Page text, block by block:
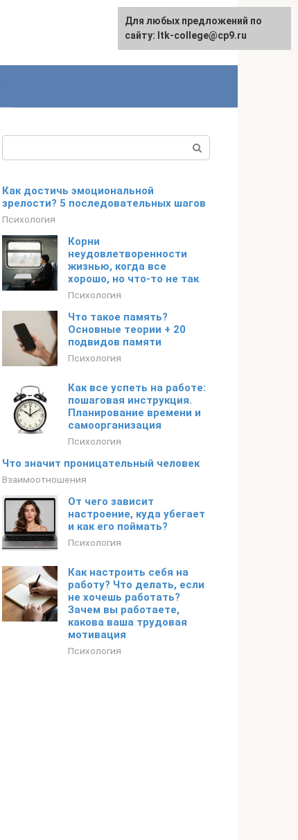
Как достичь эмоциональной
зрелости? 5 последовательных шагов
Психология
Корни
неудовлетворенности
жизнью, когда все
хорошо, но что-то не так
Психология
Что такое память?
Основные теории + 20
подвидов памяти
Психология
Как все успеть на работе:
пошаговая инструкция.
Планирование времени и
самоорганизация
Психология
Что значит проницательный человек
Взаимоотношения
От чего зависит
настроение, куда убегает
и как его поймать?
Психология
Как настроить себя на
работу? Что делать, если
не хочешь работать?
Зачем вы работаете,
какова ваша трудовая
мотивация
Психология
Для любых предложений по
сайту: ltk-college@cp9.ru